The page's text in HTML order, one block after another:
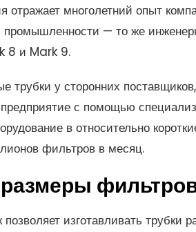
отражает многолетний опыт
промышленности — то же
8 и Mark 9.
трубки у сторонних
с помощью
в относительно
фильтров в месяц.
изготавливать трубки